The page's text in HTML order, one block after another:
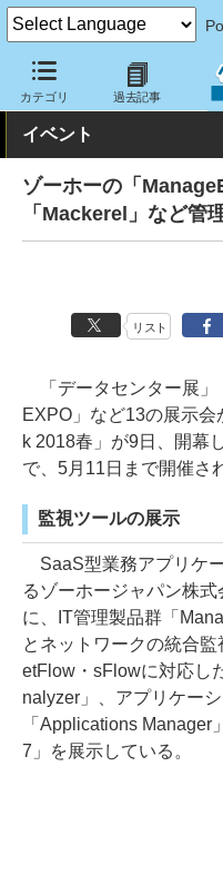
カテゴリ 過去記事
クラウド Watch イベント
イベント
ゾーホーの「
「Mackerel」など管
リスト
「データセンター展」
EXPO」など13の展示
k 2018春」が9日、開幕
で、5月11日まで開催さ
監視ツールの展示
SaaS型業務アプリケ
るゾーホージャパン株式
に、IT管理製品群「
とネットワークの統合
etFlow・sFlowに対応し
nalyzer」、アプリケー
「Applications
7」を展示している。